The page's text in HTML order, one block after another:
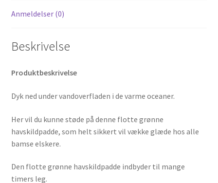
Anmeldelser (0)
Beskrivelse
Produktbeskrivelse
Dyk ned under vandoverfladen i de varme oceaner.
Her vil du kunne støde på denne flotte grønne
havskildpadde, som helt sikkert vil vække glæde hos alle
bamse elskere.
Den flotte grønne havskildpadde indbyder til mange
timers leg.